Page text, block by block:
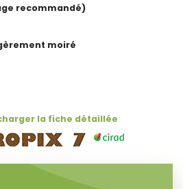
recommandé)
moiré
la fiche détaillée